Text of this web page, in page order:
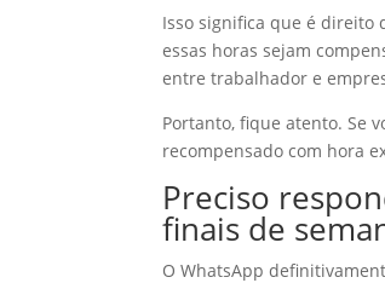
Isso significa que é direito
essas horas sejam
entre trabalhador e
Portanto, fique atento. Se
recompensado com hora
Preciso
finais de
O WhatsApp